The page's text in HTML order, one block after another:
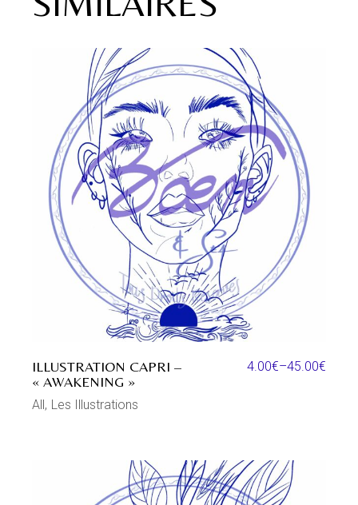
ILLUSTRATION CAPRI –
« AWAKENING »
4.00€–45.00€
All Les Illustrations